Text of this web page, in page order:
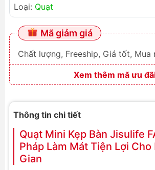
Loại: Quạt
Mã giảm giá
Chất lượng, Freeship, Giá tốt, Mua
Xem thêm mã ưu
Thông tin chi tiết
Quạt Mini Kẹp Bàn Jisulife
Pháp Làm Mát Tiện Lợi Cho
Gian